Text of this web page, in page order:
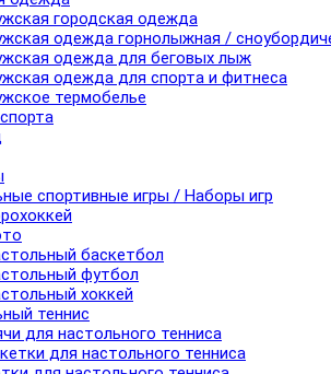
городская одежда
одежда горнолыжная /
одежда для беговых лыж
одежда для спорта и фитнеса
термобелье
спортивные игры / Наборы игр
баскетбол
футбол
хоккей
теннис
для настольного тенниса
для настольного тенниса